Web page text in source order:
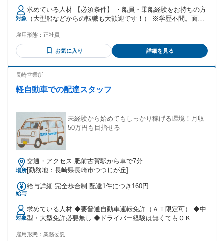
で支払われる通勤・皆勤・家族手当金額：なし 全員に一律で
支払われるその他手当金額：なし ■ 高水準の月給です。 ・月
給33.5万円からスタート！ ・入社2年目で年収480万円。 ・20
代で年収600万円も可能。 ■ 驚きの充実した手当があります。
・賞与は年2回で2〜5ヶ月分。 ・昇給も毎年1回あります。 ■
資格取得を全面サポートします。 ・学校の費用150万円を負
担。通学中もお給料を全額支給。 （※社内規定・一定の条件
あり） ・10年程度で船長を目指せます
対象
求めている人材 【必須条件】 ・船員・乗船経験をお持ちの方
（大型船などからの転職も大歓迎です！） ※学歴不問。面接
ル】 ・海技士の資格 ・一級小型船舶操縦士 ※必須ではあり
ません。入社後に海技士などの国家資格を目指す場合、専門
学校の費用（約150万円）は会社が全額負担(一部誓約あり)
持ちの方にピッタリです！＞ 「何ヶ月も家に帰れない生活を
常にショートサイクルです。大型船経験者の転職理由の9割が
がいらっしゃる方が多く活躍しています。長期航海による
「家族と会えない」という離職理由を解消できる環境です。
「同世代が多く、人間関係のストレスがない船に乗りたい」
方： 業界の平均年齢が55歳の中、当社の平均年齢は35歳で
です。 「やっぱり海が好き！船乗りのキャリアを長く続けた
い」方： 海や釣りが好きで、体を動かす仕事に魅力を感じる
雇用形態： 正社員
お気に入り 詳細を見る
長崎営業所
軽自動車での配達スタッフ
未経験から始めてもしっかり稼げる環境！月収
50万円も目指せる
場所
交通・アクセス 肥前古賀駅から車で7分
[勤務地：長崎県長崎市つつじが丘]
給与
給与詳細 完全歩合制 配達1件につき160円
対象
求めている人材 ◆要普通自動車運転免許（ＡＴ限定可） ◆中
型・大型免許必要無し ◆ドライバー経験は無くてもＯＫ
──────────────── ミドル世代の方多数活躍中です。 女
雇用形態： 業務委託